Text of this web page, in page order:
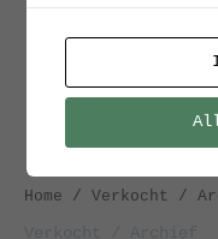
Home / Verkocht /